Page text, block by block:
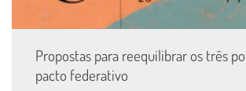
Propostas para reequilibrar os três
pacto federativo